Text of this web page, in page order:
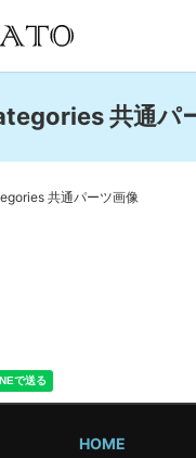
共通パ
共通パーツ画像
HOME